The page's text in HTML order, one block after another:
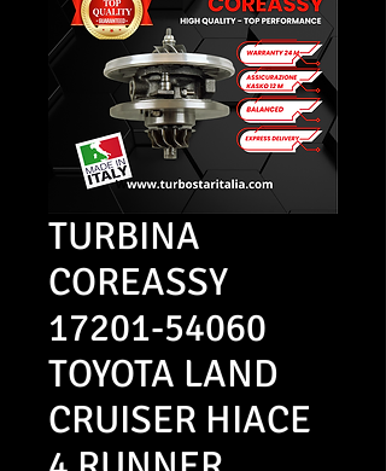
TURBINA
COREASSY
17201-54060
TOYOTA LAND
CRUISER HIACE